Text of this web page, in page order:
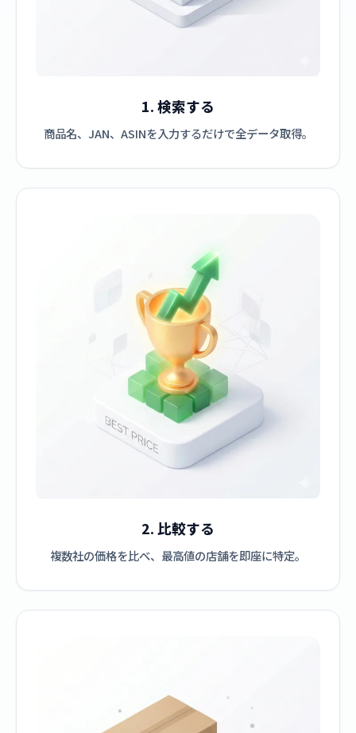
1. 検索する
商品名、JAN、ASINを入力するだけで全データ取得。
2. 比較する
複数社の価格を比べ、最高値の店舗を即座に特定。